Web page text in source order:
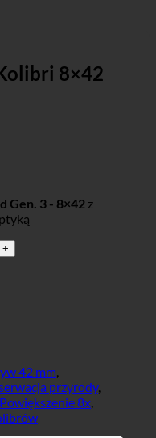
8×42
Gen. 3 - 8×42 z
42 mm,
przyrody,
Powiększenie 8x,